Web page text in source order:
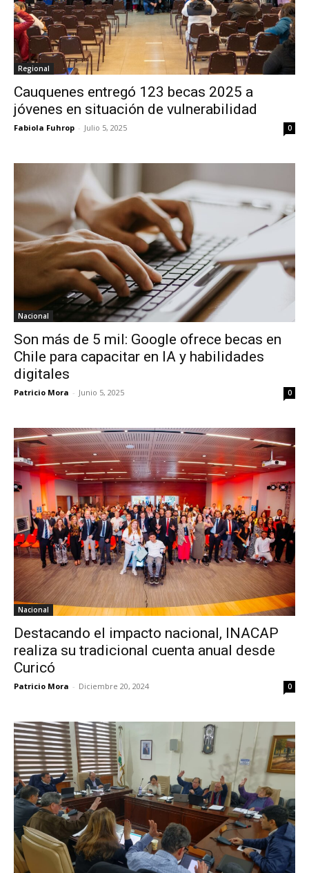
Regional
Cauquenes entregó 123 becas 2025 a
jóvenes en situación de vulnerabilidad
Fabiola Fuhrop - Julio 5, 2025 0
Nacional
Son más de 5 mil: Google ofrece becas en
Chile para capacitar en IA y habilidades
digitales
Patricio Mora - Junio 5, 2025 0
Nacional
Destacando el impacto nacional, INACAP
realiza su tradicional cuenta anual desde
Curicó
Patricio Mora - Diciembre 20, 2024 0